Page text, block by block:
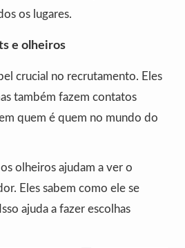
os lugares.
e olheiros
crucial no recrutamento. Eles
também fazem contatos
quem é quem no mundo do
olheiros ajudam a ver o
Eles sabem como ele se
ajuda a fazer escolhas